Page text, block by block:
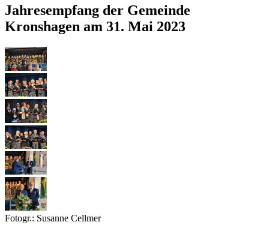
Jahresempfang der Gemeinde
Kronshagen am 31. Mai 2023
Fotogr.: Susanne Cellmer